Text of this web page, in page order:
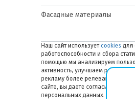
Фасадные материалы
Наш сайт использует cookies для
работоспособности и сбора
помощью мы анализируем
активность, улучшаем работу
рекламу более релевантной.
сайте, вы даете согласие на
персональных данных. Вы можете